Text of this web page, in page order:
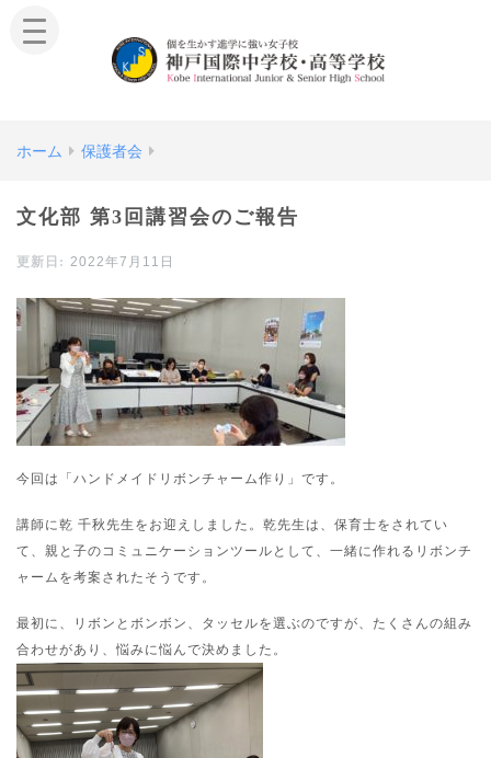
ホーム 保護者会
文化部 第3回講習会のご報告
2022年7月11日
今回は「ハンドメイドリボンチャーム作り」です。
講師に乾 千秋先生をお迎えしました。乾先生は、保育士をされてい
て、親と子のコミュニケーションツールとして、一緒に作れるリボンチ
ャームを考案されたそうです。
最初に、リボンとボンボン、タッセルを選ぶのですが、たくさんの組み
合わせがあり、悩みに悩んで決めました。